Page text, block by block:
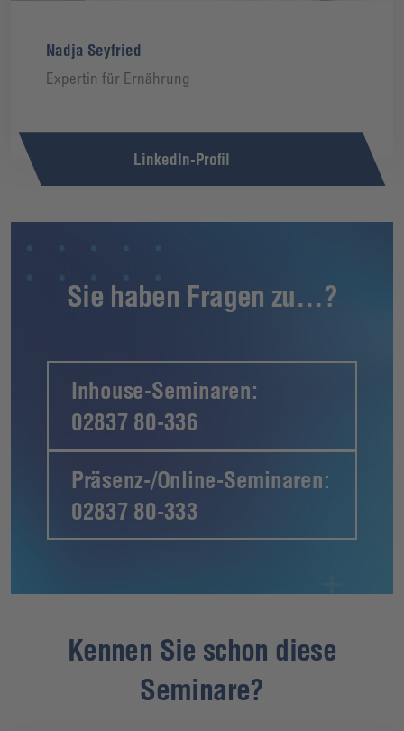
Nadja Seyfried
Expertin für Ernährung
LinkedIn-Profil
Sie haben Fragen zu...?
Inhouse-Seminaren:
02837 80-336
Präsenz-/Online-Seminaren:
02837 80-333
Kennen Sie schon diese
Seminare?